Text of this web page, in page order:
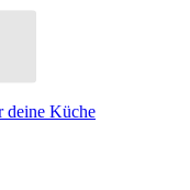
deine Küche